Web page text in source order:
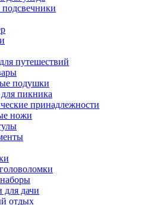
путешествий
подушки
пикника
принадлежности
ножи
для дачи
отдых